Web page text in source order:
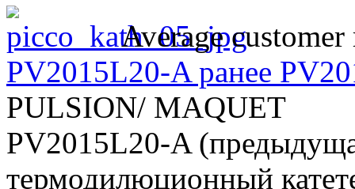
Average
PV2015L20-A ранее
PULSION/ MAQUET
PV2015L20-A
термодилюционный